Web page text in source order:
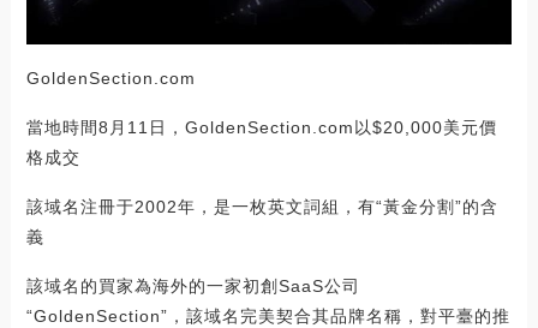
GoldenSection.com
當地時間8月11日，GoldenSection.com以$20,000美元價
格成交
該域名注冊于2002年，是一枚英文詞組，有“黃金分割”的含
義
該域名的買家為海外的一家初創SaaS公司
“GoldenSection”，該域名完美契合其品牌名稱，對平臺的推